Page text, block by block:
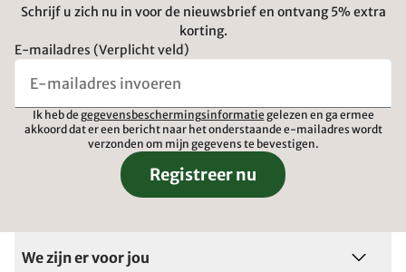
Schrijf u zich nu in voor de nieuwsbrief en ontvang 5% extra
korting.
E-mailadres (Verplicht veld)
Ik heb de gegevensbeschermingsinformatie gelezen en ga ermee
akkoord dat er een bericht naar het onderstaande e-mailadres wordt
verzonden om mijn gegevens te bevestigen.
Registreer nu
We zijn er voor jou